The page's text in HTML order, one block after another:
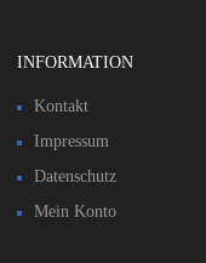
INFORMATION
Kontakt
Impressum
Datenschutz
Mein Konto